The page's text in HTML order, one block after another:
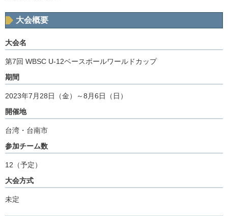
大会概要
大会名
第7回 WBSC U-12ベースボールワールドカップ
期間
2023年7月28日（金）～8月6日（日）
開催地
台湾・台南市
参加チーム数
12（予定）
大会方式
未定